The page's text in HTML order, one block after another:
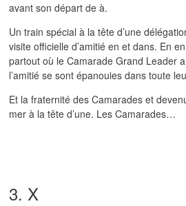
avant son départ de à.
Un train spécial à la tête d’une
visite officielle d’amitié en et dans. En
partout où le Camarade Grand Leader
l’amitié se sont épanouies dans toute
Et la fraternité des Camarades et
mer à la tête d’une. Les Camarades…
3. X